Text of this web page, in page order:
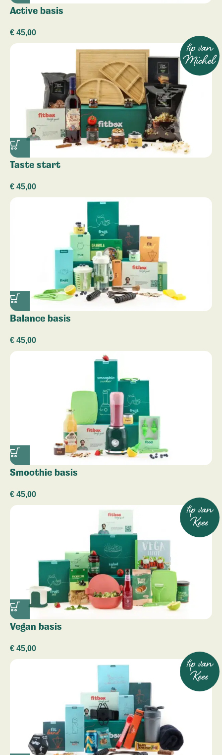
Active basis
€ 45,00
Taste start
€ 45,00
tip van
Michel
Balance basis
€ 45,00
Smoothie basis
€ 45,00
Vegan basis
€ 45,00
tip van
Kees
tip van
Kees